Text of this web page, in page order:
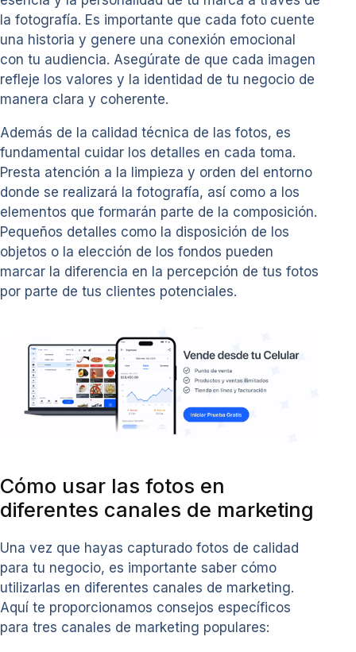
la fotografía. Es importante que cada foto cuente
una historia y genere una conexión emocional
con tu audiencia. Asegúrate de que cada imagen
refleje los valores y la identidad de tu negocio de
manera clara y coherente.
Además de la calidad técnica de las fotos, es
fundamental cuidar los detalles en cada toma.
Presta atención a la limpieza y orden del entorno
donde se realizará la fotografía, así como a los
elementos que formarán parte de la composición.
Pequeños detalles como la disposición de los
objetos o la elección de los fondos pueden
marcar la diferencia en la percepción de tus fotos
por parte de tus clientes potenciales.
Cómo usar las fotos en
diferentes canales de marketing
Una vez que hayas capturado fotos de calidad
para tu negocio, es importante saber cómo
utilizarlas en diferentes canales de marketing.
Aquí te proporcionamos consejos específicos
para tres canales de marketing populares: